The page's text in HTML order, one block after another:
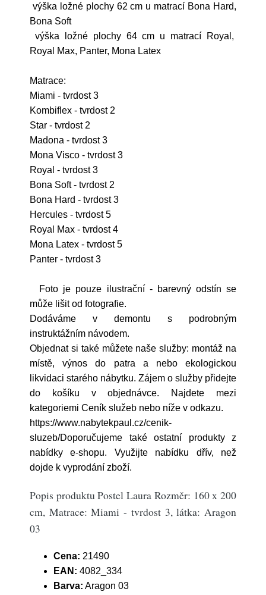
výška ložné plochy 62 cm u matrací Bona Hard,
Bona Soft
výška ložné plochy 64 cm u matrací Royal,
Royal Max, Panter, Mona Latex
Matrace:
Miami - tvrdost 3
Kombiflex - tvrdost 2
Star - tvrdost 2
Madona - tvrdost 3
Mona Visco - tvrdost 3
Royal - tvrdost 3
Bona Soft - tvrdost 2
Bona Hard - tvrdost 3
Hercules - tvrdost 5
Royal Max - tvrdost 4
Mona Latex - tvrdost 5
Panter - tvrdost 3
Foto je pouze ilustrační - barevný odstín se
může lišit od fotografie.
Dodáváme v demontu s podrobným
instruktážním návodem.
Objednat si také můžete naše služby: montáž na
místě, výnos do patra a nebo ekologickou
likvidaci starého nábytku. Zájem o služby přidejte
do košíku v objednávce. Najdete mezi
kategoriemi Ceník služeb nebo níže v odkazu.
https://www.nabytekpaul.cz/cenik-
sluzeb/Doporučujeme také ostatní produkty z
nabídky e-shopu. Využijte nabídku dřív, než
dojde k vyprodání zboží.
Popis produktu Postel Laura Rozměr: 160 x 200
cm, Matrace: Miami - tvrdost 3, látka: Aragon
03
Cena: 21490
EAN: 4082_334
Barva: Aragon 03